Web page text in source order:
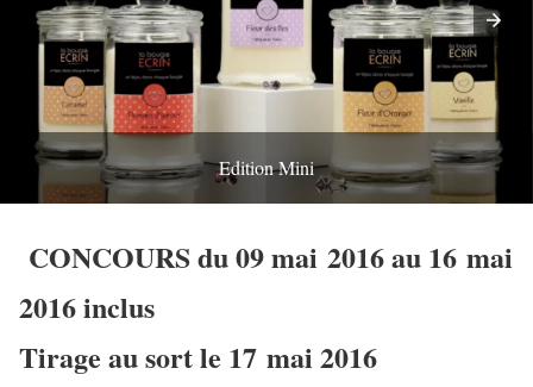
Edition Mini
CONCOURS du 09 mai 2016 au 16 mai
2016 inclus
Tirage au sort le 17 mai 2016